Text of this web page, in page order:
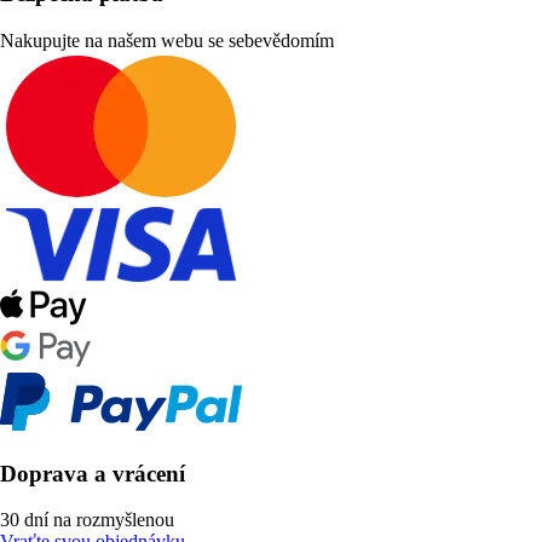
Nakupujte na našem webu se sebevědomím
Doprava a vrácení
30 dní na rozmyšlenou